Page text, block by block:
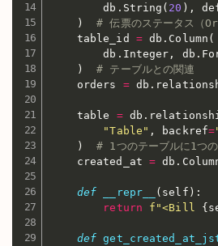
        db
. String ( 20 ) ,
)
# 伝票のステータス
    table_id
= db . Column (
        db
. Integer , db .
)
# テーブルとの関連
    orders
= db .
    table
= db .
"Table" , backref=
)
# 1つのテーブルに1つ
    created_at
= db .
def __repr__ ( self ) :
return
f"<Bill {
def